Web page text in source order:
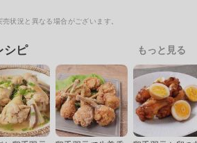
状況と異なる場合がございます。
シピ もっと見る